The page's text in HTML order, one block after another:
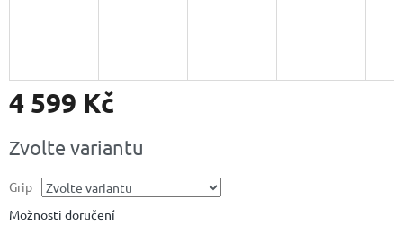
4 599 Kč
cena:
Zvolte variantu
Grip
Možnosti doručení